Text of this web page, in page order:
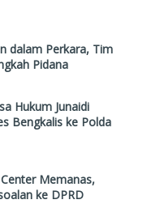
dalam Perkara, Tim
Pidana
Hukum Junaidi
Bengkalis ke Polda
Memanas,
ke DPRD